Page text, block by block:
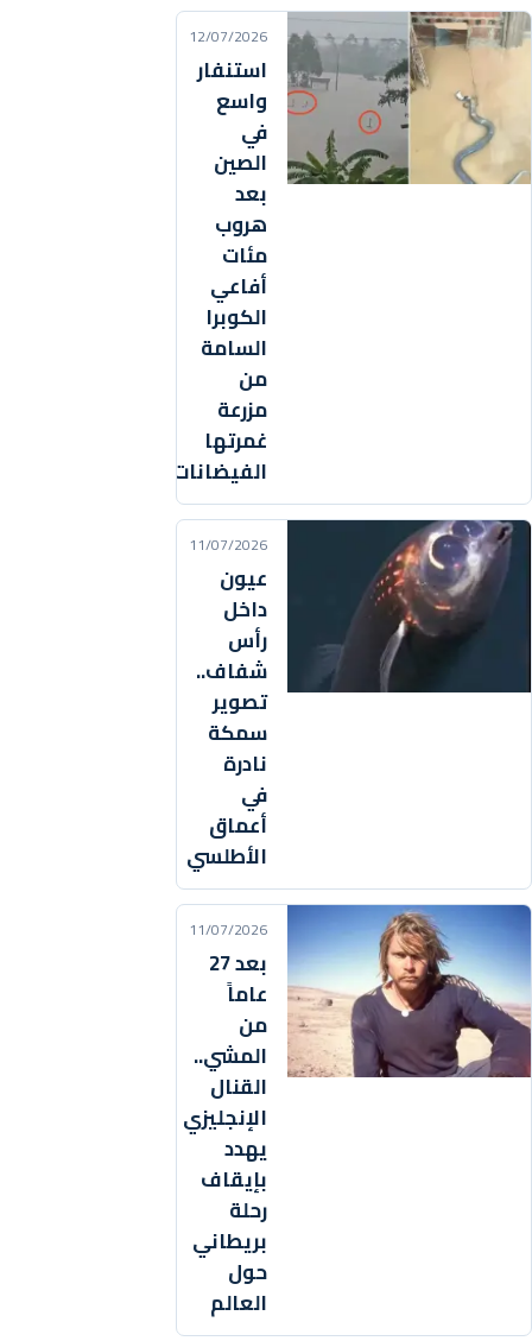
12/07/2026
استنفار
واسع
في
الصين
بعد
هروب
مئات
أفاعي
الكوبرا
السامة
من
مزرعة
غمرتها
الفيضانات(فيديو)
11/07/2026
عيون
داخل
رأس
شفاف..
تصوير
سمكة
نادرة
في
أعماق
الأطلسي
11/07/2026
بعد 27
عاماً
من
المشي..
القنال
الإنجليزي
يهدد
بإيقاف
رحلة
بريطاني
حول
العالم